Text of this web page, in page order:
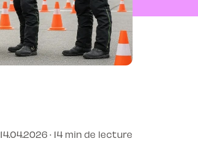
14.04.2026 · 14 min de lecture